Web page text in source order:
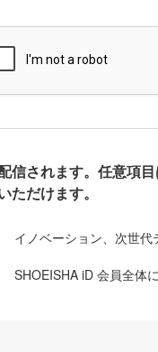
信されます。任意項
だけます。
イノベーション、次世
SHOEISHA iD 会員全体